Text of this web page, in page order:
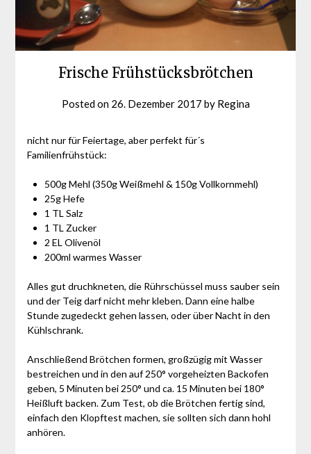
Frische Frühstücksbrötchen
Posted on 26. Dezember 2017 by Regina
nicht nur für Feiertage, aber perfekt für´s
Familienfrühstück:
500g Mehl (350g Weißmehl & 150g Vollkornmehl)
25g Hefe
1 TL Salz
1 TL Zucker
2 EL Olivenöl
200ml warmes Wasser
Alles gut druchkneten, die Rührschüssel muss sauber sein
und der Teig darf nicht mehr kleben. Dann eine halbe
Stunde zugedeckt gehen lassen, oder über Nacht in den
Kühlschrank.
Anschließend Brötchen formen, großzügig mit Wasser
bestreichen und in den auf 250° vorgeheizten Backofen
geben, 5 Minuten bei 250° und ca. 15 Minuten bei 180°
Heißluft backen. Zum Test, ob die Brötchen fertig sind,
einfach den Klopftest machen, sie sollten sich dann hohl
anhören.